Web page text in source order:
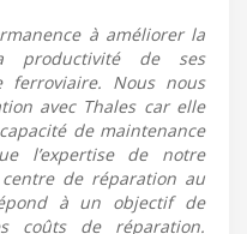
à améliorer la
de ses
ferroviaire. Nous nous
avec Thales car elle
de maintenance
l’expertise de notre
de réparation au
à un objectif de
coûts de réparation.